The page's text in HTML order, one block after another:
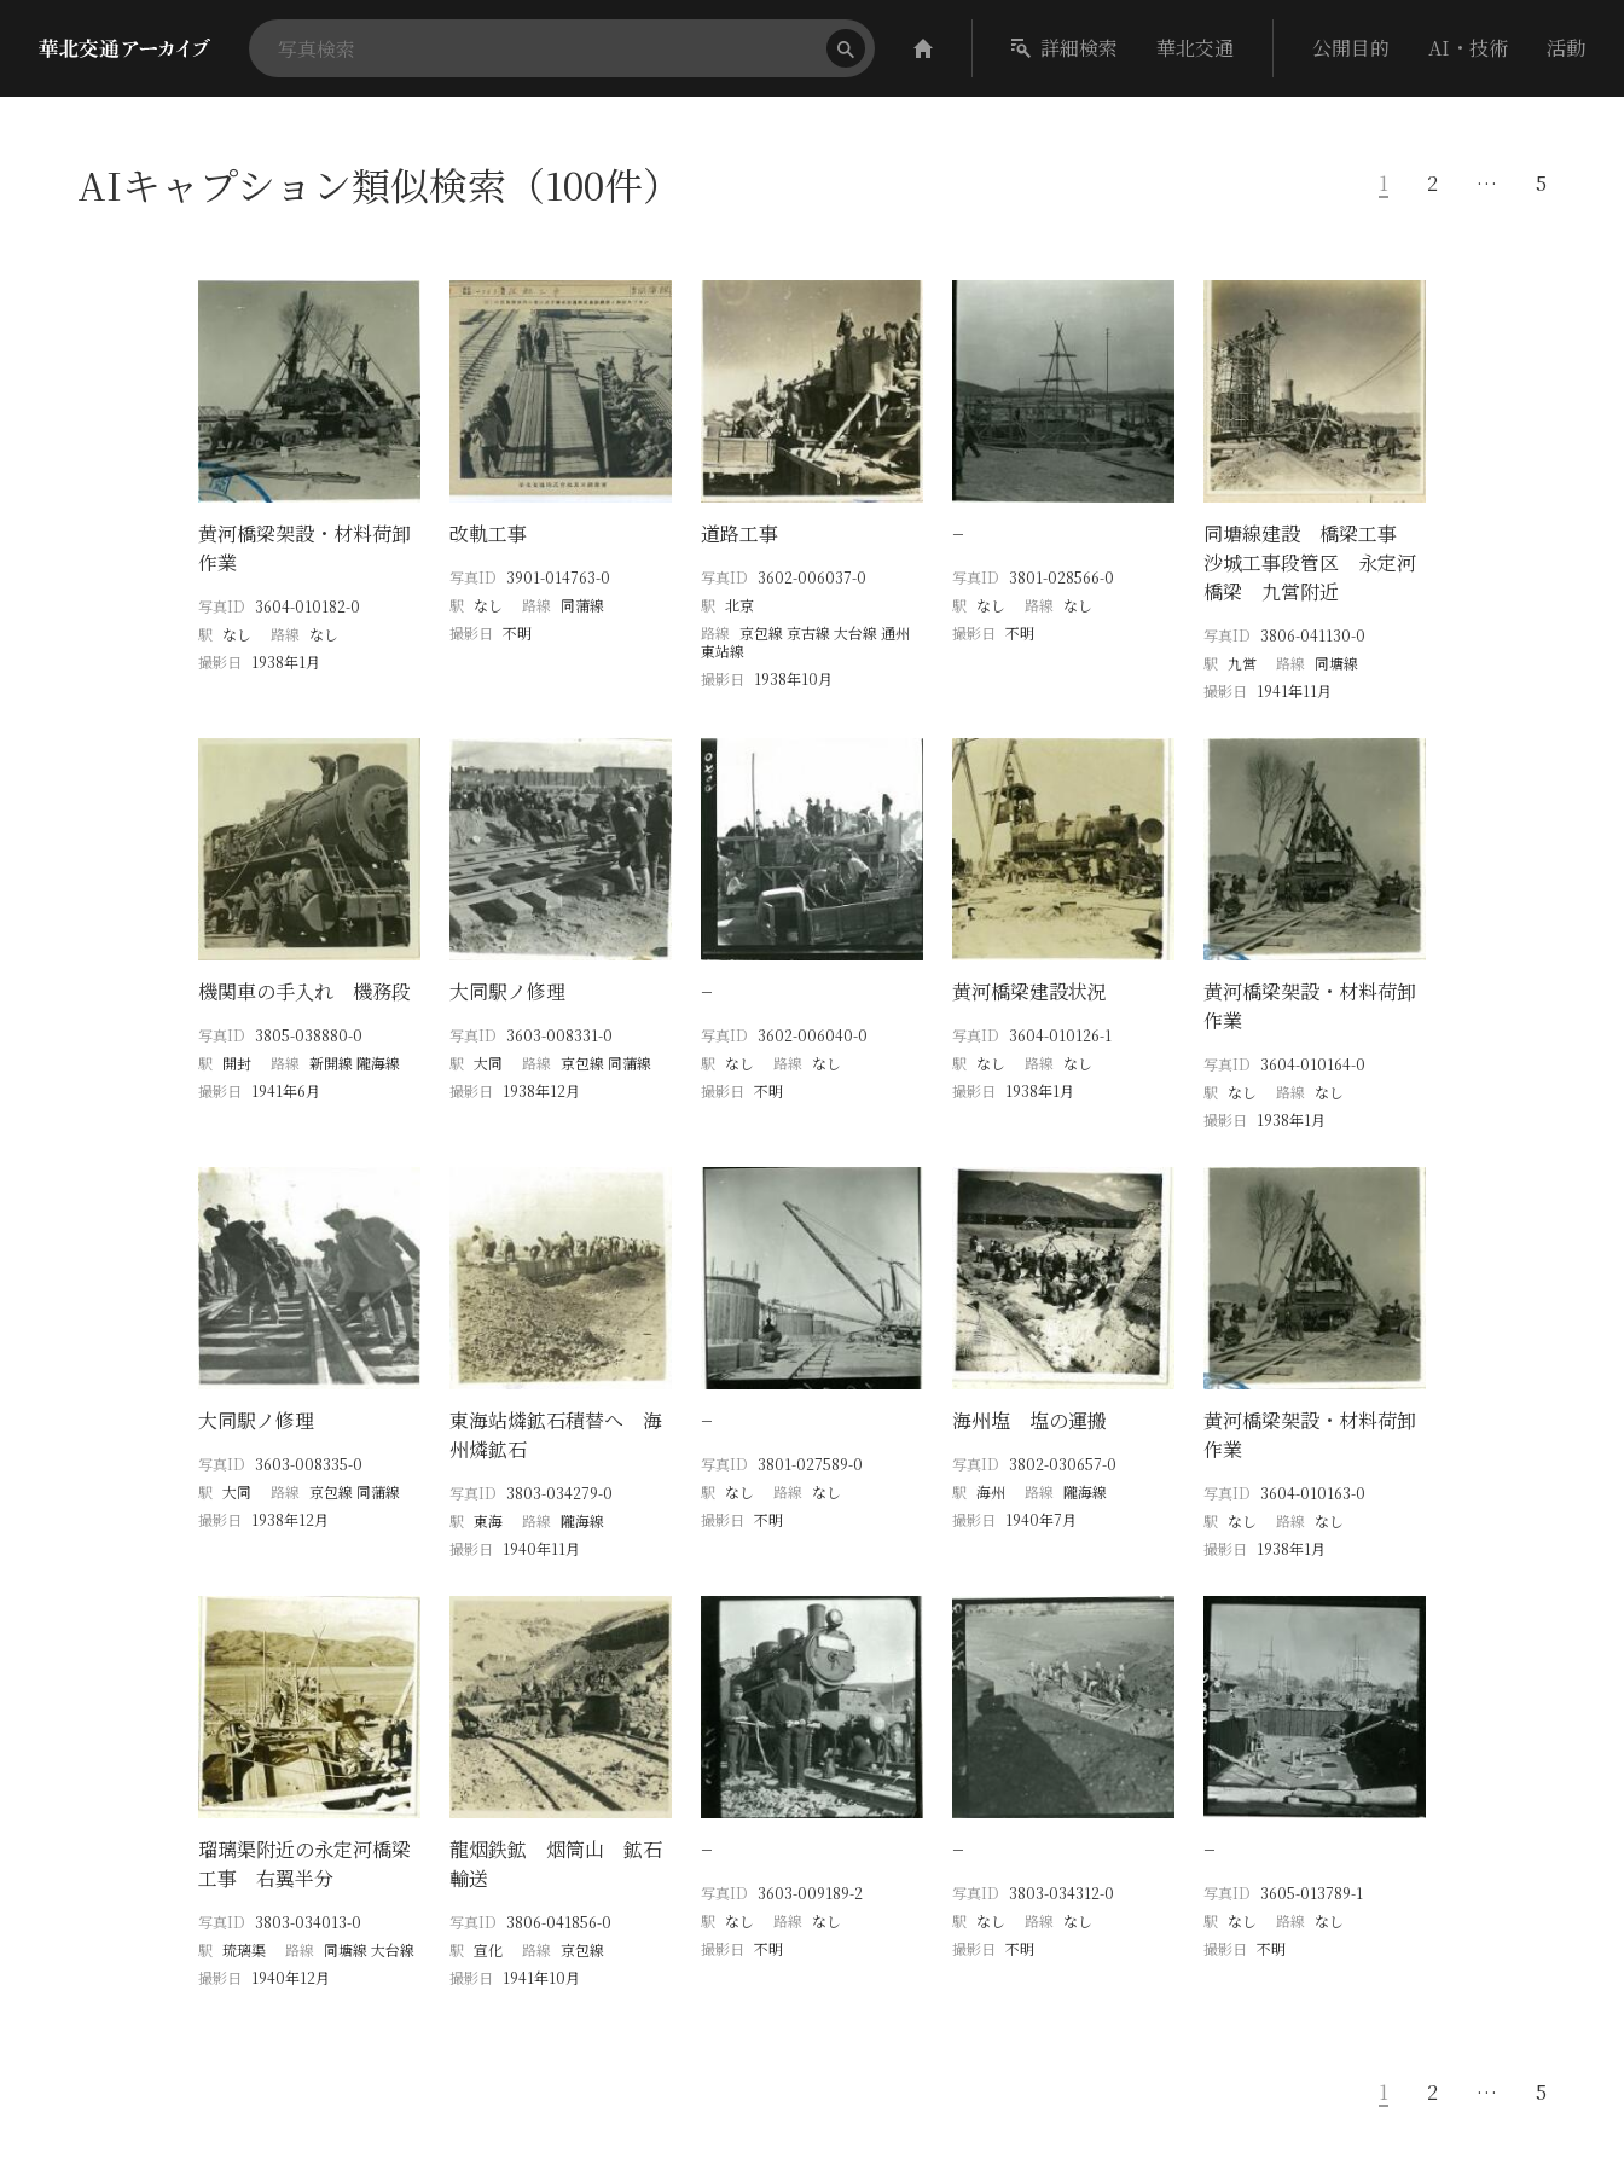
詳細検索 華北交通 公開目的 AI・技術 活動
AIキャプション類似検索（100件） 1 2 … 5
黄河橋梁架設・材料荷卸
作業
写真ID 3604-010182-0
駅 なし 路線 なし
撮影日
1938年1月
改軌工事
写真ID 3901-014763-0
駅 なし 路線 同蒲線
撮影日 不明
道路工事
写真ID 3602-006037-0
駅 北京
路線 京包線 京古線 大台線 通州
東站線
撮影日
1938年10月
−
写真ID 3801-028566-0
駅 なし 路線 なし
撮影日 不明
同塘線建設 橋梁工事
沙城工事段管区 永定河
橋梁 九営附近
写真ID 3806-041130-0
駅 九営 路線 同塘線
撮影日
1941年11月
機関車の手入れ 機務段
写真ID 3805-038880-0
駅 開封 路線 新開線 隴海線
撮影日
1941年6月
大同駅ノ修理
写真ID 3603-008331-0
駅 大同 路線 京包線 同蒲線
撮影日
1938年12月
−
写真ID 3602-006040-0
駅 なし 路線 なし
撮影日 不明
黄河橋梁建設状況
写真ID 3604-010126-1
駅 なし 路線 なし
撮影日
1938年1月
黄河橋梁架設・材料荷卸
作業
写真ID 3604-010164-0
駅 なし 路線 なし
撮影日
1938年1月
大同駅ノ修理
写真ID 3603-008335-0
駅 大同 路線 京包線 同蒲線
撮影日
1938年12月
東海站燐鉱石積替へ 海
州燐鉱石
写真ID 3803-034279-0
駅 東海 路線 隴海線
撮影日
1940年11月
−
写真ID 3801-027589-0
駅 なし 路線 なし
撮影日 不明
海州塩 塩の運搬
写真ID 3802-030657-0
駅 海州 路線 隴海線
撮影日
1940年7月
黄河橋梁架設・材料荷卸
作業
写真ID 3604-010163-0
駅 なし 路線 なし
撮影日
1938年1月
瑠璃渠附近の永定河橋梁
工事 右翼半分
写真ID 3803-034013-0
駅 琉璃渠 路線 同塘線 大台線
撮影日
1940年12月
龍烟鉄鉱 烟筒山 鉱石
輸送
写真ID 3806-041856-0
駅 宣化 路線 京包線
撮影日
1941年10月
−
写真ID 3603-009189-2
駅 なし 路線 なし
撮影日 不明
−
写真ID 3803-034312-0
駅 なし 路線 なし
撮影日 不明
−
写真ID 3605-013789-1
駅 なし 路線 なし
撮影日 不明
1 2 … 5